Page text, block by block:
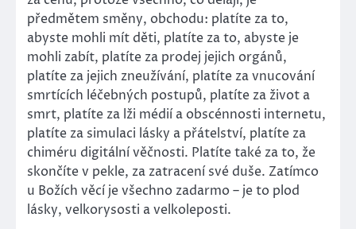
předmětem směny, obchodu: platíte za to,
abyste mohli mít děti, platíte za to, abyste je
mohli zabít, platíte za prodej jejich orgánů,
platíte za jejich zneužívání, platíte za vnucování
smrtících léčebných postupů, platíte za život a
smrt, platíte za lži médií a obscénnosti internetu,
platíte za simulaci lásky a přátelství, platíte za
chiméru digitální věčnosti. Platíte také za to, že
skončíte v pekle, za zatracení své duše. Zatímco
u Božích věcí je všechno zadarmo – je to plod
lásky, velkorysosti a velkoleposti.